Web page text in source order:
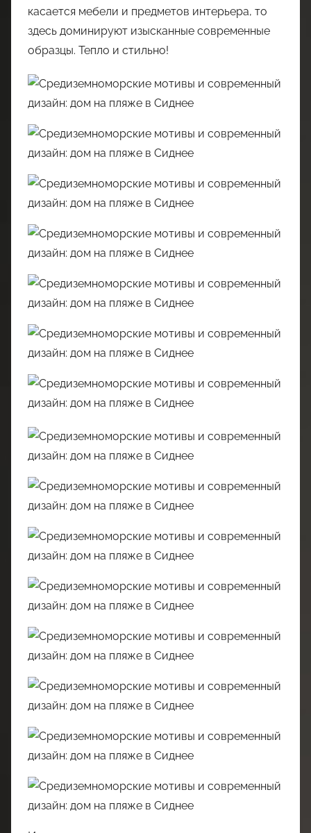
касается мебели и предметов интерьера, то
здесь доминируют изысканные современные
образцы. Тепло и стильно!